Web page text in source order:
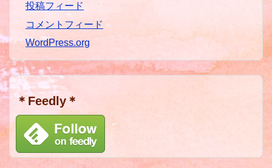
投稿フィード
コメントフィード
WordPress.org
＊Feedly＊